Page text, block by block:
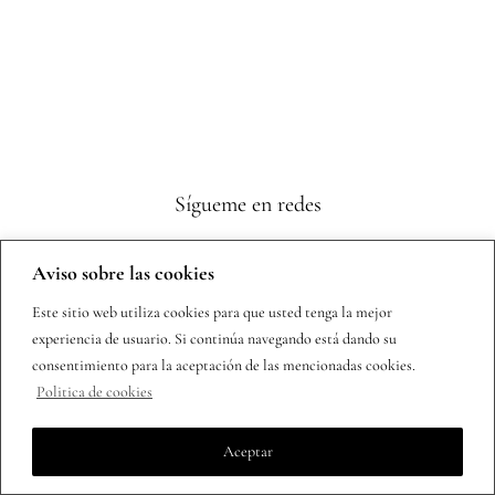
Aviso sobre las cookies
Este sitio web utiliza cookies para que usted tenga la mejor
experiencia de usuario. Si continúa navegando está dando su
consentimiento para la aceptación de las mencionadas cookies.
Politica de cookies
Aceptar
Sígueme en redes
Copyright 2025 | Todos los derechos reservados |
privacidad